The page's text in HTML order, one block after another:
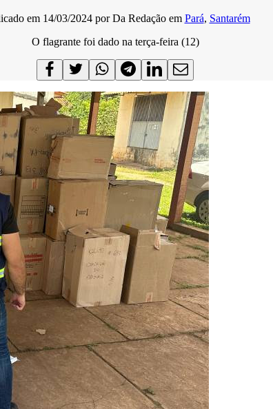
em 14/03/2024 porDa Redação em Pará, Santarém
O flagrante foi dado na terça-feira (12)